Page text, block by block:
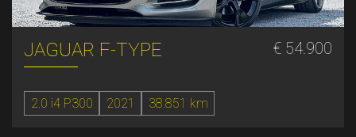
JAGUAR F-TYPE € 54.900
2.0 i4 P300 2021 38.851 km